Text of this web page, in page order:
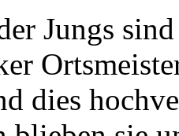
Jungs
dies